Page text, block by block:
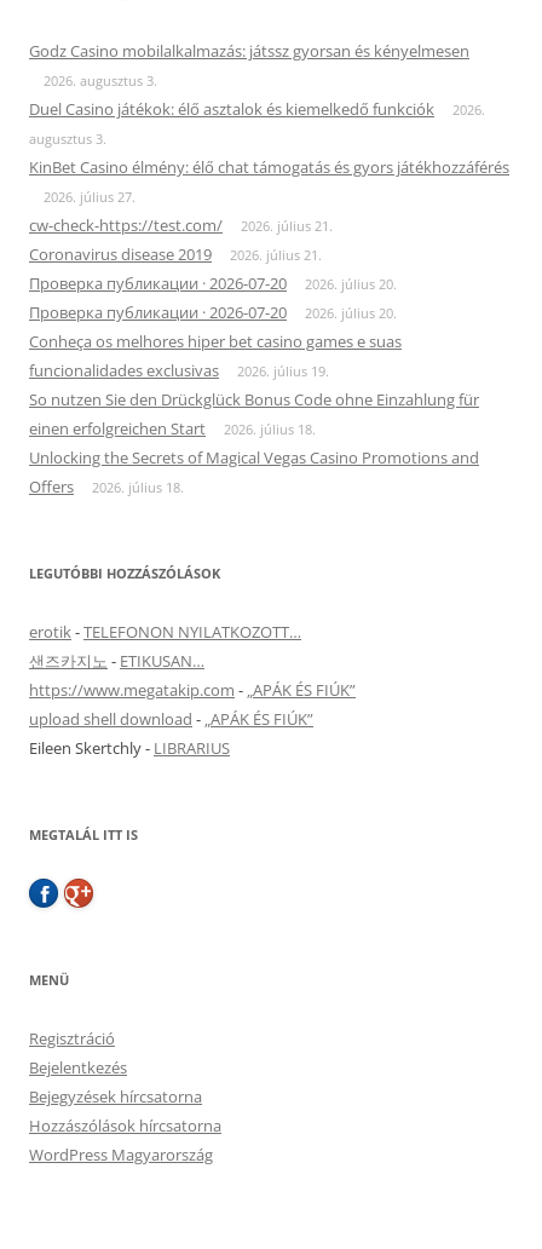
Godz Casino mobilalkalmazás: játssz gyorsan és kényelmesen
2026. augusztus 3.
Duel Casino játékok: élő asztalok és kiemelkedő funkciók
2026.
augusztus 3.
KinBet Casino élmény: élő chat támogatás és gyors játékhozzáférés
2026. július 27.
cw-check-https://test.com/ 2026. július 21.
Coronavirus disease 2019 2026. július 21.
Проверка публикации · 2026-07-20 2026. július 20.
Проверка публикации · 2026-07-20 2026. július 20.
Conheça os melhores hiper bet casino games e suas
funcionalidades exclusivas
2026. július 19.
So nutzen Sie den Drückglück Bonus Code ohne Einzahlung für
einen erfolgreichen Start
2026. július 18.
Unlocking the Secrets of Magical Vegas Casino Promotions and
Offers
2026. július 18.
LEGUTÓBBI HOZZÁSZÓLÁSOK
erotik-TELEFONON NYILATKOZOTT…
샌즈카지노 - ETIKUSAN…
https://www.megatakip.com - „APÁK ÉS FIÚK”
upload shell download - „APÁK ÉS FIÚK”
Eileen Skertchly- LIBRARIUS
MEGTALÁL ITT IS
MENÜ
Regisztráció
Bejelentkezés
Bejegyzések hírcsatorna
Hozzászólások hírcsatorna
WordPress Magyarország